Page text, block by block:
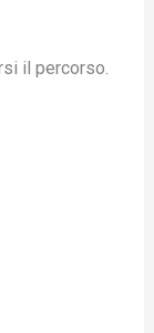
il percorso.